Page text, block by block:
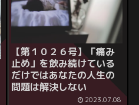
【第１０２６号】「痛み
止め」を飲み続けている
だけではあなたの人生の
問題は解決しない
2023.07.08